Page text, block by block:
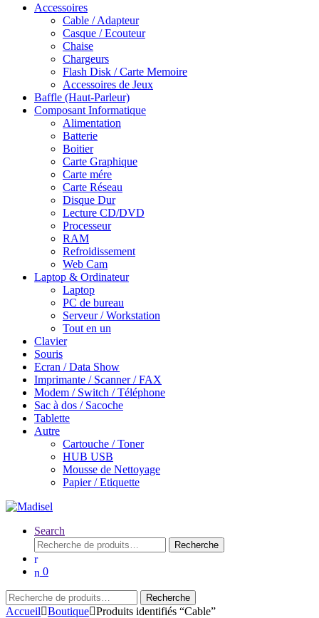
Accessoires
Cable / Adapteur
Casque / Ecouteur
Chaise
Chargeurs
Flash Disk / Carte Memoire
Accessoires de Jeux
Baffle (Haut-Parleur)
Composant Informatique
Alimentation
Batterie
Boitier
Carte Graphique
Carte mére
Carte Réseau
Disque Dur
Lecture CD/DVD
Processeur
RAM
Refroidissement
Web Cam
Laptop & Ordinateur
Laptop
PC de bureau
Serveur / Workstation
Tout en un
Clavier
Souris
Ecran / Data Show
Imprimante / Scanner / FAX
Modem / Switch / Téléphone
Sac à dos / Sacoche
Tablette
Autre
Cartouche / Toner
HUB USB
Mousse de Nettoyage
Papier / Etiquette
Search
Recherche
pour :
Recherche
0
Recherche
pour :
Recherche
Accueil Boutique Produits identifiés “Cable”